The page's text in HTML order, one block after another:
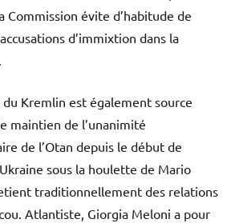
Commission évite d’habitude de
d’immixtion dans la
du Kremlin est également source
maintien de l’unanimité
de l’Otan depuis le début de
sous la houlette de Mario
traditionnellement des relations
Atlantiste, Giorgia Meloni a pour